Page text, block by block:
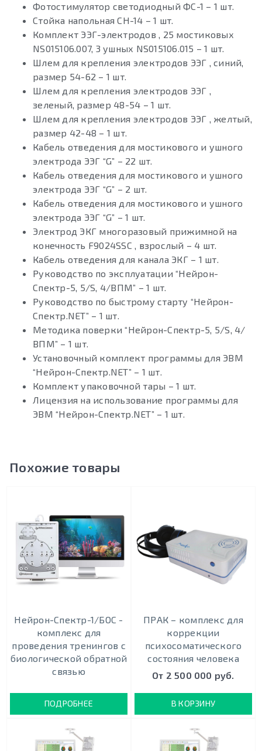
Фотостимулятор светодиодный ФС-1 – 1 шт.
Стойка напольная СН-14 – 1 шт.
Комплект ЭЭГ-электродов , 25 мостиковых
NS015106.007, 3 ушных NS015106.015 – 1 шт.
Шлем для крепления электродов ЭЭГ , синий,
размер 54-62 – 1 шт.
Шлем для крепления электродов ЭЭГ ,
зеленый, размер 48-54 – 1 шт.
Шлем для крепления электродов ЭЭГ , желтый,
размер 42-48 – 1 шт.
Кабель отведения для мостикового и ушного
электрода ЭЭГ “G” – 22 шт.
Кабель отведения для мостикового и ушного
электрода ЭЭГ “G” – 2 шт.
Кабель отведения для мостикового и ушного
электрода ЭЭГ “G” – 1 шт.
Электрод ЭКГ многоразовый прижимной на
конечность F9024SSC , взрослый – 4 шт.
Кабель отведения для канала ЭКГ – 1 шт.
Руководство по эксплуатации “Нейрон-
Спектр-5, 5/S, 4/ВПМ” – 1 шт.
Руководство по быстрому старту “Нейрон-
Спектр.NET” – 1 шт.
Методика поверки “Нейрон-Спектр-5, 5/S, 4/
ВПМ” – 1 шт.
Установочный комплект программы для ЭВМ
“Нейрон-Спектр.NET” – 1 шт.
Комплект упаковочной тары – 1 шт.
Лицензия на использование программы для
ЭВМ “Нейрон-Спектр.NET” – 1 шт.
Похожие товары
Нейрон-Спектр-1/БОС -
комплекс для
проведения тренингов с
биологической обратной
связью
ПОДРОБНЕЕ
ПРАК – комплекс для
коррекции
психосоматического
состояния человека
От 2 500 000 руб.
В КОРЗИНУ